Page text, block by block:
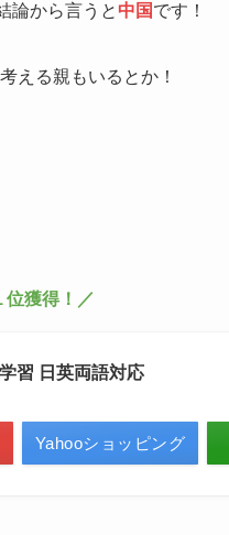
論から言うと 中国です！
える親もいるとか！
位獲得！／
習 日英両語対応
Yahooショッピング